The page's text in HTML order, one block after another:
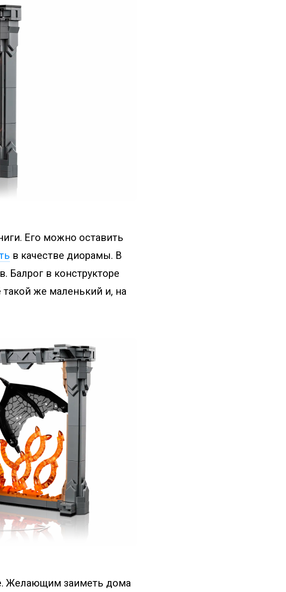
Его можно оставить
в качестве диорамы. В
Балрог в конструкторе
же маленький и, на
Желающим заиметь дома